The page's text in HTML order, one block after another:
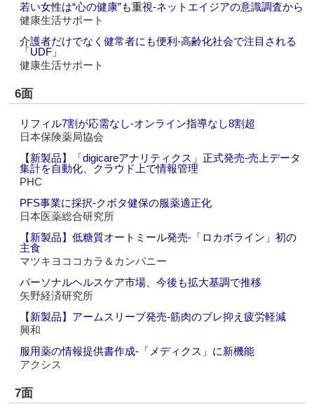
若い女性は“心の健康”も重視‐ネットエイジアの意識調査から
健康生活サポート
介護者だけでなく健常者にも便利‐高齢化社会で注目される
「UDF」
健康生活サポート
6面
リフィル7割が応需なし‐オンライン指導なし8割超
日本保険薬局協会
【新製品】「digicareアナリティクス」正式発売‐売上データ
集計を自動化、クラウド上で情報管理
PHC
PFS事業に採択‐クボタ健保の服薬適正化
日本医薬総合研究所
【新製品】低糖質オートミール発売‐「ロカボライン」初の
主食
マツキヨココカラ＆カンパニー
パーソナルヘルスケア市場、今後も拡大基調で推移
矢野経済研究所
【新製品】アームスリーブ発売‐筋肉のブレ抑え疲労軽減
興和
服用薬の情報提供書作成‐「メディクス」に新機能
アクシス
7面